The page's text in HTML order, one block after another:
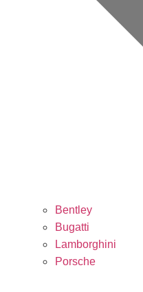
Bentley
Bugatti
Lamborghini
Porsche